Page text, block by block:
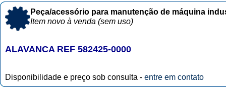
Peça/acessório para manutenção de máquina
Item novo à venda (sem uso)
ALAVANCA REF 582425-0000
Disponibilidade e preço sob consulta - entre em contato